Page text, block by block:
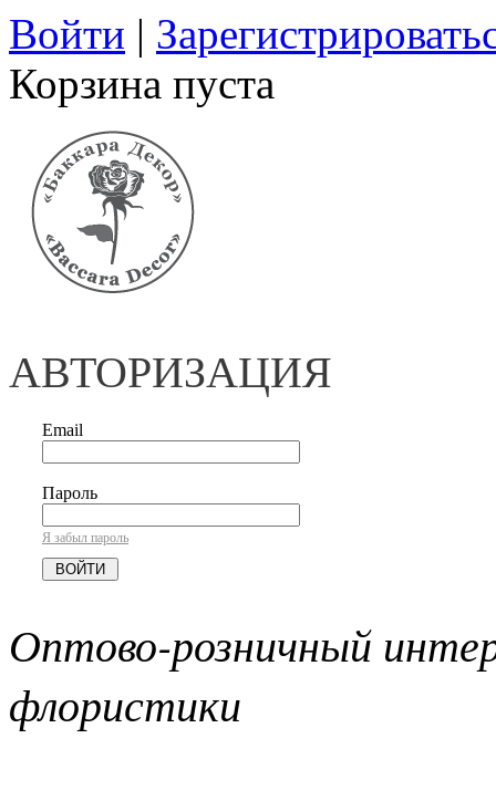
Войти |
Корзина пуста
АВТОРИЗАЦИЯ
Email
Пароль
Я забыл пароль
Оптово-розничный
флористики